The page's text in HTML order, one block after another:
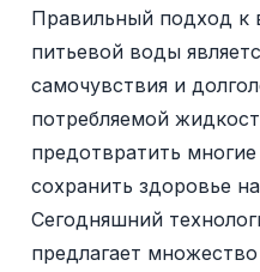
Правильный подход к
питьевой воды
самочувствия и
потребляемой
предотвратить
сохранить здоровье
Сегодняшний
предлагает